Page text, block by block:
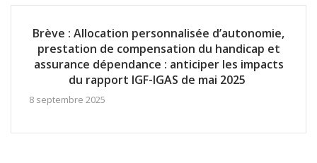
Brève : Allocation personnalisée d’autonomie,
prestation de compensation du handicap et
assurance dépendance : anticiper les impacts
du rapport IGF-IGAS de mai 2025
8 septembre 2025